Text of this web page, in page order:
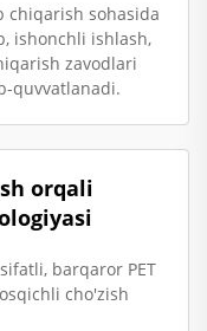
chiqarish sohasida
ishonchli ishlash,
zavodlari
quvvatlanadi.
orqali
barqaror PET
cho'zish